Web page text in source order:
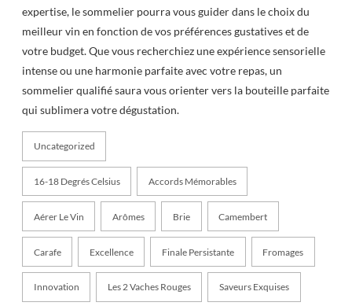
expertise, le sommelier pourra vous guider dans le choix du
meilleur vin en fonction de vos préférences gustatives et de
votre budget. Que vous recherchiez une expérience sensorielle
intense ou une harmonie parfaite avec votre repas, un
sommelier qualifié saura vous orienter vers la bouteille parfaite
qui sublimera votre dégustation.
Uncategorized
16-18 Degrés Celsius Accords Mémorables
Aérer Le Vin Arômes Brie Camembert
Carafe Excellence Finale Persistante Fromages
Innovation Les 2 Vaches Rouges Saveurs Exquises